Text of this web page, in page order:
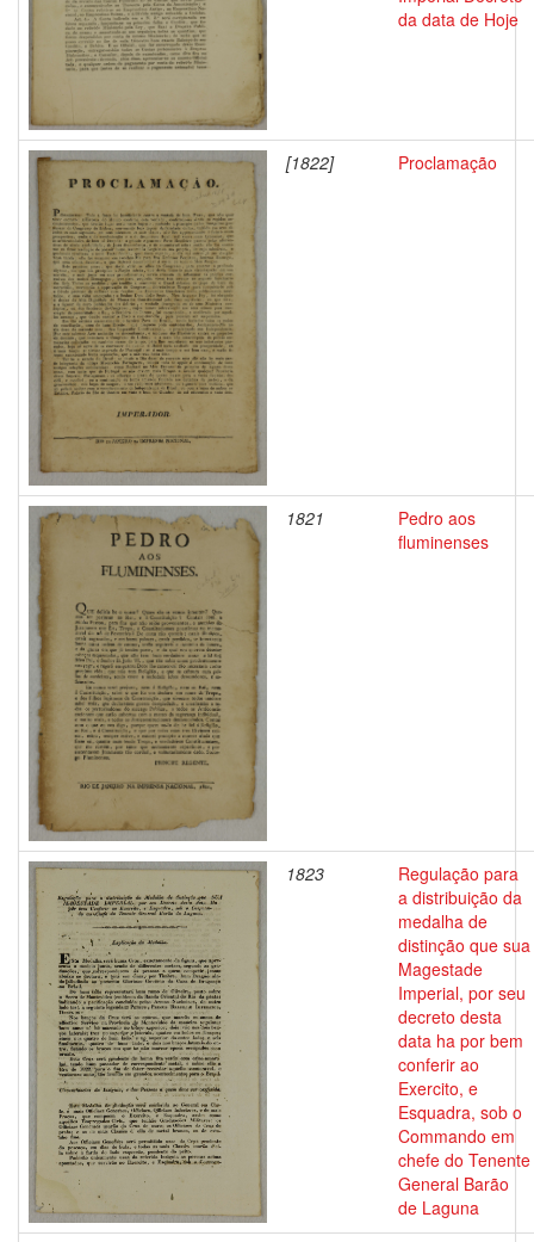
da data de Hoje
[1822] Proclamação
1821
Pedro aos
fluminenses
1823
Regulação para
a distribuição da
medalha de
distinção que sua
Magestade
Imperial, por seu
decreto desta
data ha por bem
conferir ao
Exercito, e
Esquadra, sob o
Commando em
chefe do Tenente
General Barão
de Laguna